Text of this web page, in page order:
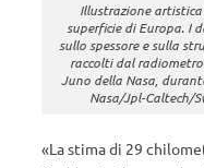
Illustrazione
superficie di Europa. I
sullo spessore e sulla
raccolti dal
Juno della Nasa,
Nasa/Jpl-Caltech/
«La stima di 29